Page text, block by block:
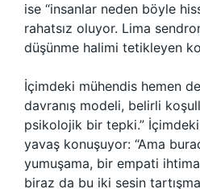
ise “insanlar neden böyle
rahatsız oluyor. Lima
düşünme halimi tetikleyen
İçimdeki mühendis hemen
davranış modeli, belirli
psikolojik bir tepki.”
yavaş konuşuyor: “Ama
yumuşama, bir empati
biraz da bu iki sesin